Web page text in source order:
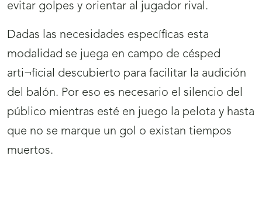
evitar golpes y orientar al jugador rival.
Dadas las necesidades específicas esta
modalidad se juega en campo de césped
arti¬ficial descubierto para facilitar la audición
del balón. Por eso es necesario el silencio del
público mientras esté en juego la pelota y hasta
que no se marque un gol o existan tiempos
muertos.